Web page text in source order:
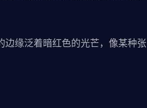
边缘泛着暗红色的光芒，像某种张